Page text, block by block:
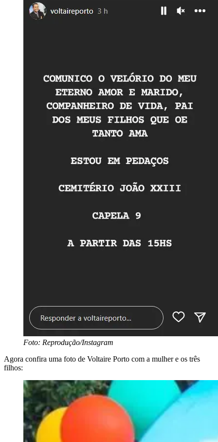
Foto: Reprodução/Instagram
Agora confira uma foto de Voltaire Porto com a mulher e os três
filhos: